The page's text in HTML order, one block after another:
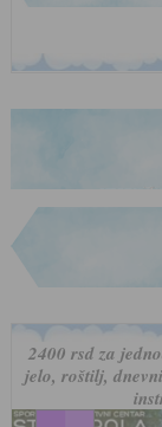
2400 rsd za
jelo, roštilj,